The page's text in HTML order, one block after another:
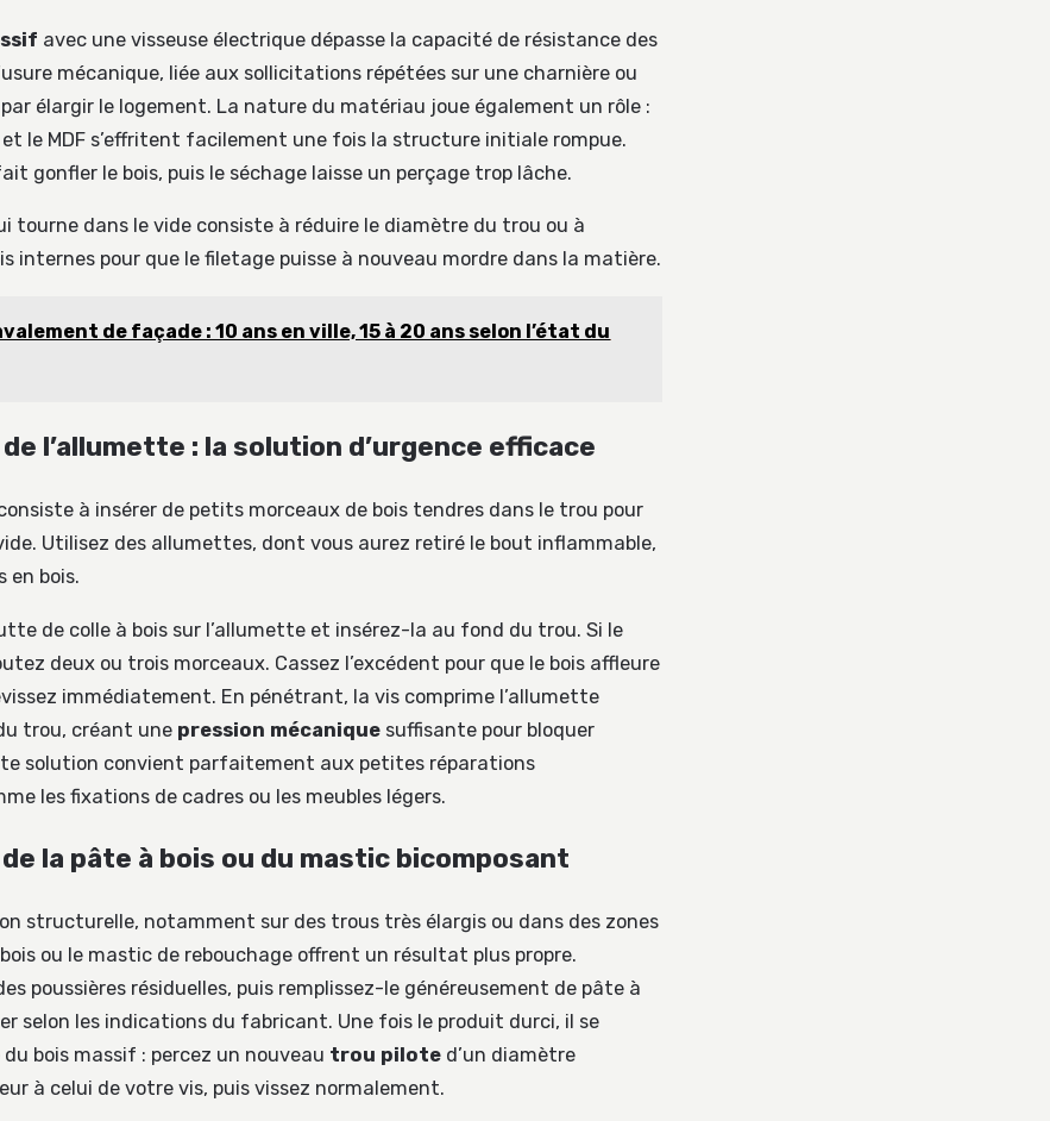
avec une visseuse électrique dépasse la capacité de résistance des
mécanique, liée aux sollicitations répétées sur une charnière ou
élargir le logement. La nature du matériau joue également un rôle :
et le MDF s’effritent facilement une fois la structure initiale rompue.
gonfler le bois, puis le séchage laisse un perçage trop lâche.
tourne dans le vide consiste à réduire le diamètre du trou ou à
internes pour que le filetage puisse à nouveau mordre dans la matière.
de façade : 10 ans en ville, 15 à 20 ans selon l’état du
l’allumette : la solution d’urgence efficace
à insérer de petits morceaux de bois tendres dans le trou pour
Utilisez des allumettes, dont vous aurez retiré le bout inflammable,
en bois.
de colle à bois sur l’allumette et insérez-la au fond du trou. Si le
deux ou trois morceaux. Cassez l’excédent pour que le bois affleure
immédiatement. En pénétrant, la vis comprime l’allumette
trou, créant une pression mécanique suffisante pour bloquer
solution convient parfaitement aux petites réparations
les fixations de cadres ou les meubles légers.
la pâte à bois ou du mastic bicomposant
structurelle, notamment sur des trous très élargis ou dans des zones
ou le mastic de rebouchage offrent un résultat plus propre.
poussières résiduelles, puis remplissez-le généreusement de pâte à
selon les indications du fabricant. Une fois le produit durci, il se
bois massif : percez un nouveau trou pilote d’un diamètre
à celui de votre vis, puis vissez normalement.